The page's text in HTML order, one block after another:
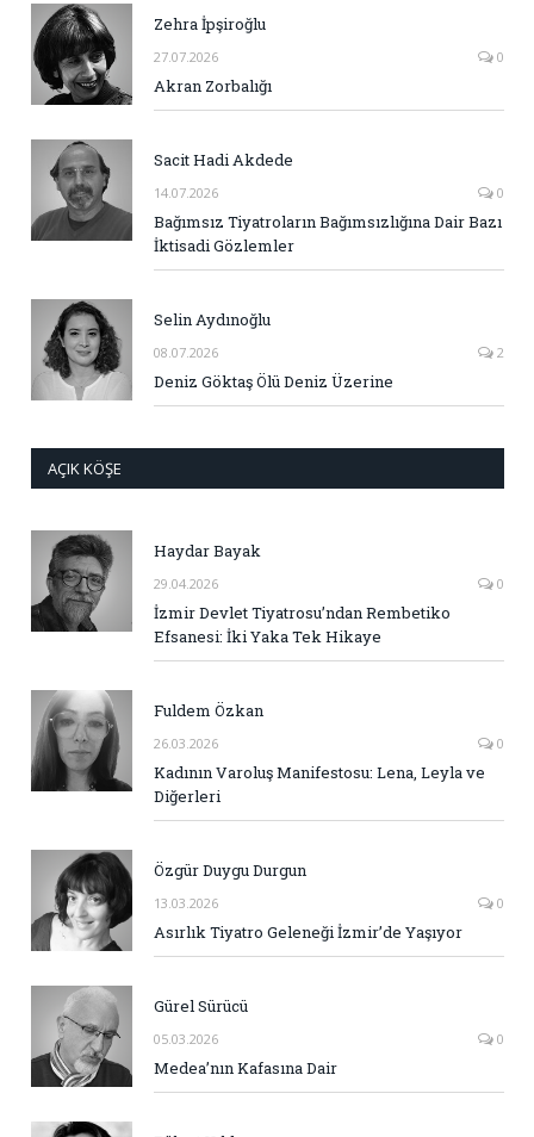
Zehra İpşiroğlu
27.07.2026 0
Akran Zorbalığı
Sacit Hadi Akdede
14.07.2026 0
Bağımsız Tiyatroların Bağımsızlığına Dair Bazı
İktisadi Gözlemler
Selin Aydınoğlu
08.07.2026 2
Deniz Göktaş Ölü Deniz Üzerine
AÇIK KÖŞE
Haydar Bayak
29.04.2026 0
İzmir Devlet Tiyatrosu’ndan Rembetiko
Efsanesi: İki Yaka Tek Hikaye
Fuldem Özkan
26.03.2026 0
Kadının Varoluş Manifestosu: Lena, Leyla ve
Diğerleri
Özgür Duygu Durgun
13.03.2026 0
Asırlık Tiyatro Geleneği İzmir’de Yaşıyor
Gürel Sürücü
05.03.2026 0
Medea’nın Kafasına Dair